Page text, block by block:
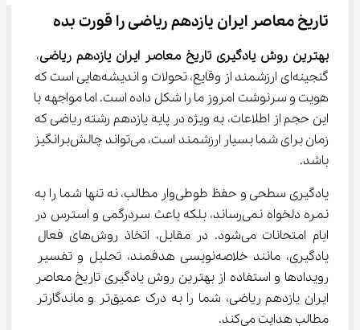
تاریخ معاصر ایران یازدهم ریاضی را قورت بده
بهترین روش یادگیری تاریخ معاصر ایران یازدهم ریاضی،
گنجینه‌ای ارزشمند از وقایع، تحولات و اندیشه‌هایی است که
هویت و سرنوشت امروز ما را شکل داده است. اما مواجهه با
این حجم از اطلاعات، به ویژه در پایه یازدهم رشته ریاضی که
زمان برای شما بسیار ارزشمند است، می‌تواند چالش‌برانگیز
باشد.
یادگیری سطحی و حفظ طوطی‌وار مطالب، نه تنها شما را به
نمره دلخواه نمی‌رساند، بلکه باعث سردرگمی و استرس در
ایام امتحانات می‌شود. در مقابل، اتخاذ روش‌های فعال
یادگیری، مانند خلاصه‌نویسی هدفمند، تحلیل و تفسیر
رویدادها و استفاده از بهترین روش یادگیری تاریخ معاصر
ایران یازدهم ریاضی، شما را به درک عمیق‌تر و ماندگارتر
مطالب هدایت می‌کند.